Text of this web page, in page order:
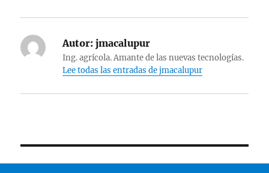
Autor: jmacalupur
Ing. agrícola. Amante de las nuevas tecnologías.
Lee todas las entradas de jmacalupur